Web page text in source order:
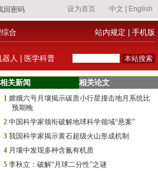
合 站内规定 手机版
器人 医学科普
相关新闻 相关论文
1 嫦娥六号月壤揭示碳质小行星撞击地月系统比
预期晚
2 中国科学家领衔破解地球科学领域“悬案”
3 我国科学家揭示黄石超级火山形成机制
4 月壤中发现多种含氮有机质
5 李秋立：破解“月球二分性”之谜